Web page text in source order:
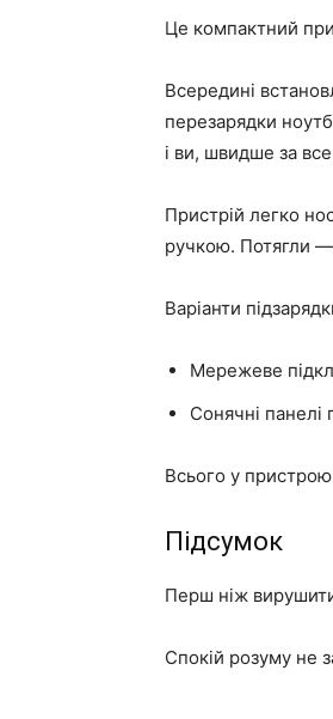
Це компактний
Всередині
перезарядки
і ви, швидше за
Пристрій легко
ручкою. Потягли —
Варіанти
Мережеве
Сонячні панелі
Всього у
Підсумок
Перш ніж
Спокій розуму не